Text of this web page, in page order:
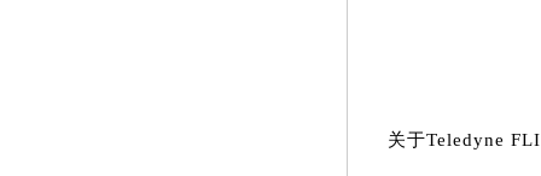
关于Teledyne